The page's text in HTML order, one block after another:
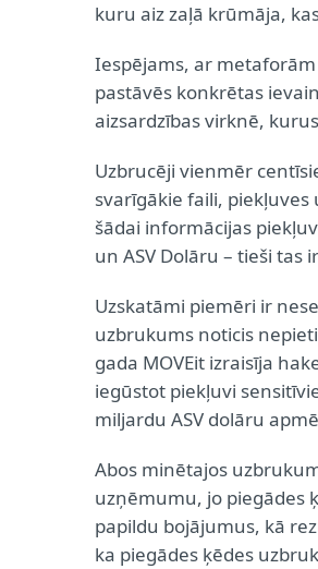
kuru aiz zaļā krūmāja,
Iespējams, ar
pastāvēs konkrētas
aizsardzības virknē,
Uzbrucēji vienmēr
svarīgākie faili,
šādai informācijas
un ASV Dolāru – tieši
Uzskatāmi piemēri ir
uzbrukums noticis
gada MOVEit izraisīja
iegūstot piekļuvi
miljardu ASV dolāru
Abos minētajos
uzņēmumu, jo piegādes
papildu bojājumus, kā
ka piegādes ķēdes